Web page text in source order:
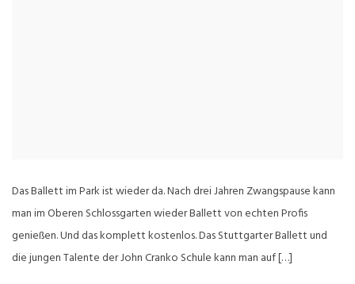
Das Ballett im Park ist wieder da. Nach drei Jahren Zwangspause kann
man im Oberen Schlossgarten wieder Ballett von echten Profis
genießen. Und das komplett kostenlos. Das Stuttgarter Ballett und
die jungen Talente der John Cranko Schule kann man auf […]